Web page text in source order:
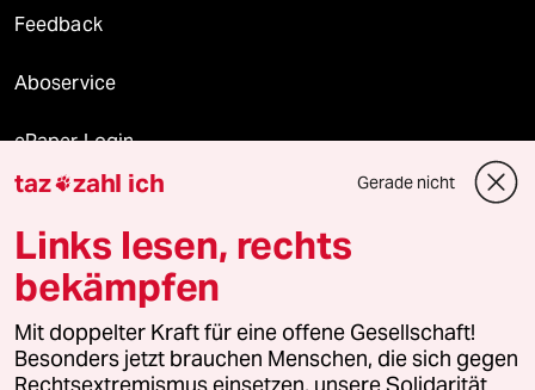
Feedback
Aboservice
ePaper Login
Downloads für Abonnierende
© 2026 taz Verlags und Vertriebs GmbH
Alle Rechte vorbehalten. Bei rechtlichen Fragen oder für Genehmigungen
wenden Sie sich bitte an lizenzen@taz.de
taz zahl ich Gerade nicht
Links lesen, rechts
bekämpfen
Mit doppelter Kraft für eine offene Gesellschaft!
Besonders jetzt brauchen Menschen, die sich gegen